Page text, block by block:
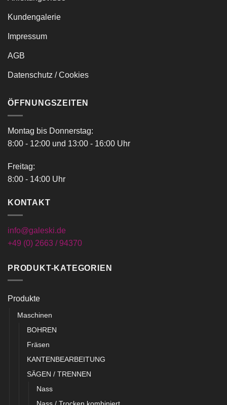
Kundengalerie
Impressum
AGB
Datenschutz / Cookies
ÖFFNUNGSZEITEN
Montag bis Donnerstag:
8:00 - 12:00 und 13:00 - 16:00 Uhr
Freitag:
8:00 - 14:00 Uhr
KONTAKT
info@galeski.de
+49 (0) 2663 / 94370
PRODUKT-KATEGORIEN
Produkte
Maschinen
BOHREN
Fräsen
KANTENBEARBEITUNG
SÄGEN / TRENNEN
Nass